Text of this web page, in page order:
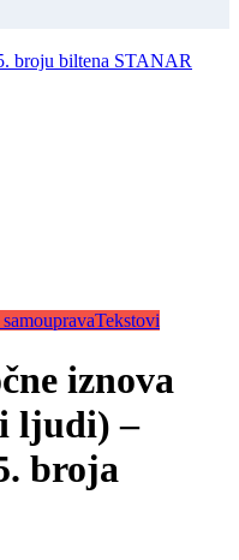
broju biltena STANAR
Tekstovi
iznova
ljudi) –
broja